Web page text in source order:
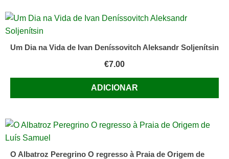
Um Dia na Vida de Ivan Deníssovitch Aleksandr Soljenítsin
€7.00
ADICIONAR
O Albatroz Peregrino O regresso à Praia de Origem de